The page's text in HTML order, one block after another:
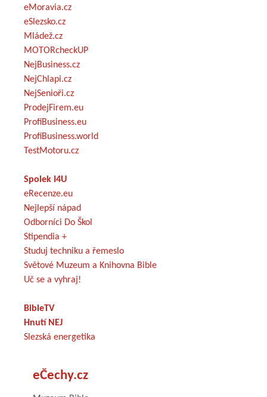
eMoravia.cz
eSlezsko.cz
Mládež.cz
MOTORcheckUP
NejBusiness.cz
NejChlapi.cz
NejSenioři.cz
ProdejFirem.eu
ProfiBusiness.eu
ProfiBusiness.world
TestMotoru.cz
Spolek I4U
eRecenze.eu
Nejlepší nápad
Odborníci Do Škol
Stipendia +
Studuj techniku a řemeslo
Světové Muzeum a Knihovna Bible
Uč se a vyhraj!
BibleTV
Hnutí NEJ
Slezská energetika
eČechy.cz